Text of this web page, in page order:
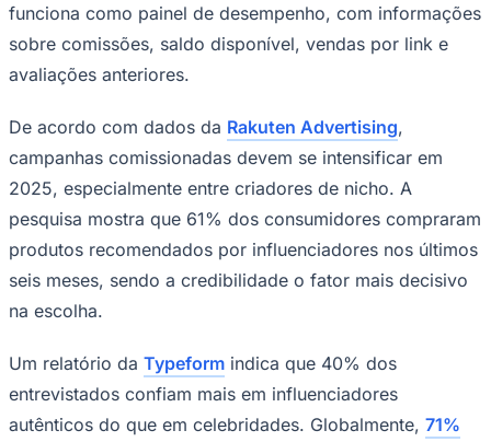
Palmeiras
funciona como painel de desempenho, com informações
sobre comissões, saldo disponível, vendas por link e
avaliações anteriores.
De acordo com dados da Rakuten Advertising,
campanhas comissionadas devem se intensificar em
2025, especialmente entre criadores de nicho. A
pesquisa mostra que 61% dos consumidores compraram
produtos recomendados por influenciadores nos últimos
seis meses, sendo a credibilidade o fator mais decisivo
na escolha.
Um relatório da Typeform indica que 40% dos
entrevistados confiam mais em influenciadores
autênticos do que em celebridades. Globalmente, 71%